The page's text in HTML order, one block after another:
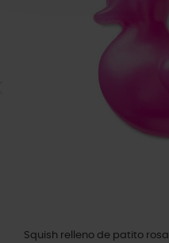
Squish relleno de patito rosa